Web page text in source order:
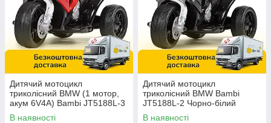
Дитячий мотоцикл
триколісний BMW (1 мотор,
акум 6V4A) Bambi JT5188L-3
Червоний
В наявності
Дитячий мотоцикл
триколісний BMW Bambi
JT5188L-2 Чорно-білий
В наявності